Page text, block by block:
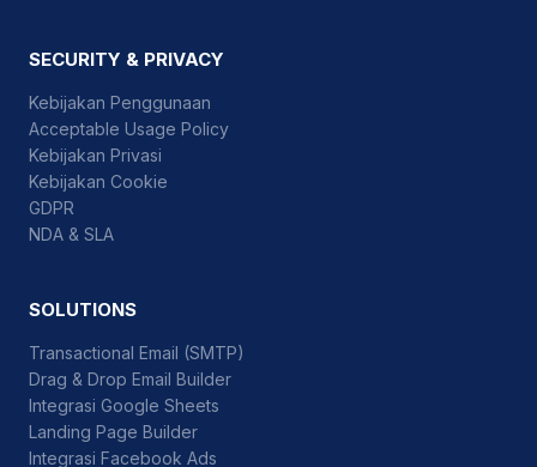
SECURITY & PRIVACY
Kebijakan Penggunaan
Acceptable Usage Policy
Kebijakan Privasi
Kebijakan Cookie
GDPR
NDA & SLA
SOLUTIONS
Transactional Email (SMTP)
Drag & Drop Email Builder
Integrasi Google Sheets
Landing Page Builder
Integrasi Facebook Ads